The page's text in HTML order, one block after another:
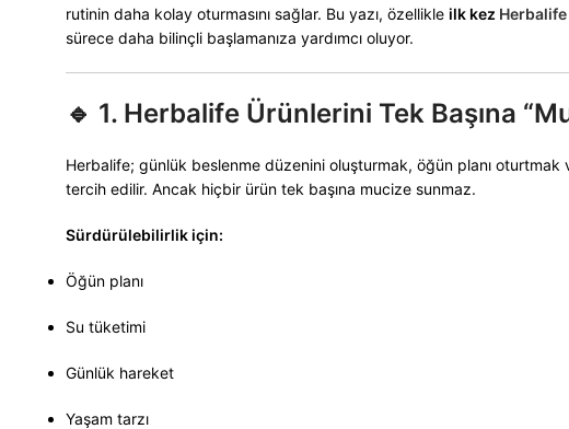
rutinin daha kolay oturmasını sağlar. Bu yazı, özellikle ilk kez
sürece daha bilinçli başlamanıza yardımcı oluyor.
🔹 1. Herbalife Ürünlerini Tek Başına
Herbalife; günlük beslenme düzenini oluşturmak, öğün planı
tercih edilir. Ancak hiçbir ürün tek başına mucize sunmaz.
Sürdürülebilirlik için:
Öğün planı
Su tüketimi
Günlük hareket
Yaşam tarzı